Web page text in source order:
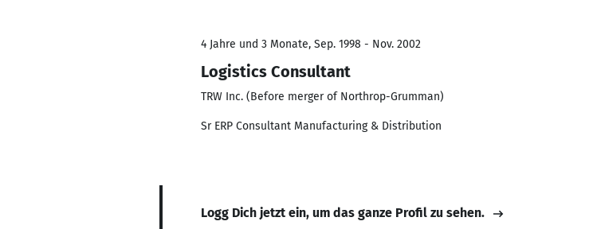
4 Jahre und 3 Monate, Sep. 1998 - Nov. 2002
Logistics Consultant
TRW Inc. (Before merger of Northrop-Grumman)
Sr ERP Consultant Manufacturing & Distribution
Logg Dich jetzt ein, um das ganze Profil zu sehen.